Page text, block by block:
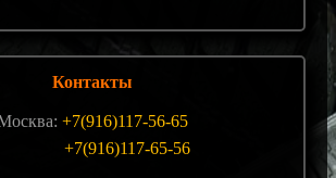
Контакты
+7(916)117-56-65
+7(916)117-65-56